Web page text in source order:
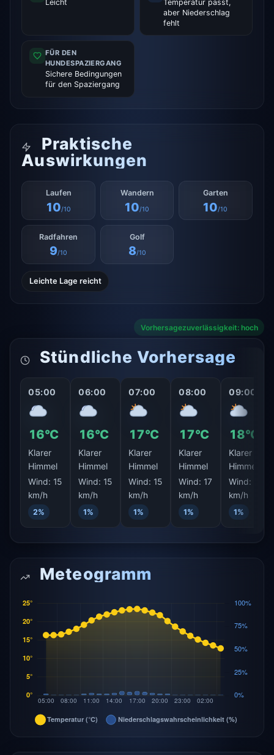
Leicht
Temperatur passt,
aber Niederschlag
fehlt
FÜR DEN
HUNDESPAZIERGANG
Sichere Bedingungen
für den Spaziergang
Praktische
Auswirkungen
Laufen
10/10
Wandern
10/10
Garten
10/10
Radfahren
9/10
Golf
8/10
Leichte Lage reicht
Vorhersagezuverlässigkeit: hoch
Stündliche Vorhersage
05:00
16°C
Klarer
Himmel
Wind: 15
km/h
2%
06:00
16°C
Klarer
Himmel
Wind: 15
km/h
1%
07:00
17°C
Klarer
Himmel
Wind: 15
km/h
1%
08:00
17°C
Klarer
Himmel
Wind: 17
km/h
1%
09:00
18°C
Klarer
Himmel
Wind:
km/h
1%
Meteogramm